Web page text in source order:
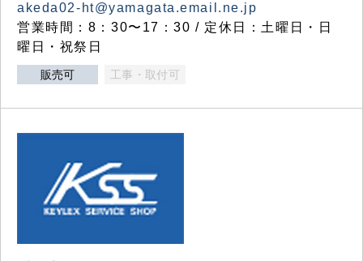
akeda02-ht@yamagata.email.ne.jp
営業時間：8：30〜17：30 / 定休日：土曜日・日
曜日・祝祭日
販売可 工事・取付可